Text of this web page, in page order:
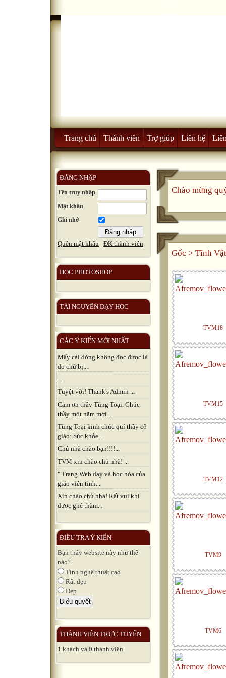
Trang chủ Thành viên Trợ giúp Liên hệ
ĐĂNG NHẬP
Tên truy nhập
Mật khẩu
Ghi nhớ
Quên mật khẩu ĐK thành viên
HỌC PHOTOSHOP
TÀI NGUYÊN DẠY HỌC
CÁC Ý KIẾN MỚI NHẤT
Mấy cái dòng không đọc được là
do chữ bị...
...
Tuyệt vời! Thank's Admin ...
Cảm ơn thầy Tùng Toại. Chúc
thầy một năm mới...
Tùng Toại kính chúc quí thầy cô
giáo: Sức khỏe...
Chủ nhà chào bạn!!!!...
TVM xin chào chủ nhà! ...
" Trang Web dạy và học hóa của
giáo viên tỉnh...
Xin chào chủ nhà! Rất vui khi
được ghé thăm...
ĐIỀU TRA Ý KIẾN
Bạn thấy website này như thế
nào?
Tính nghệ thuật cao
Rất đẹp
Đẹp
THÀNH VIÊN TRỰC TUYẾN
1 khách và 0 thành viên
Chào mừng
Gốc > Tĩnh
TVM18
TVM15
TVM12
TVM9
TVM6